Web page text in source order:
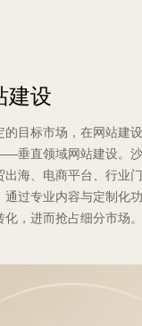
建设
的目标市场，在网站建
垂直领域网站建设。
海、电商平台、行业
过专业内容与定制化
，进而抢占细分市场。